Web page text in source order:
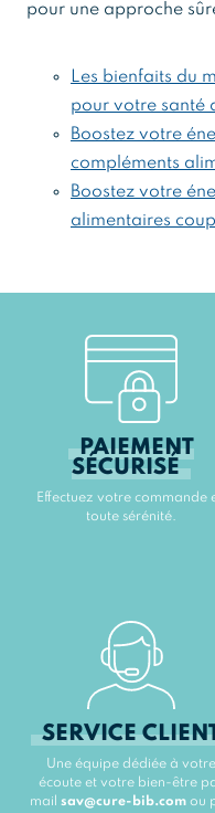
pour une approche
Les bienfaits du
pour votre santé
Boostez votre
compléments
Boostez votre
alimentaires
PAIEMENT
SÉCURISÉ
Effectuez votre commande
toute sérénité.
SERVICE
Une équipe dédiée à votre
écoute et votre bien-être
mail sav@cure-bib.com ou